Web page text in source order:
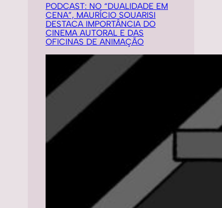
PODCAST: NO “DUALIDADE EM
CENA”, MAURÍCIO SQUARISI
DESTACA IMPORTÂNCIA DO
CINEMA AUTORAL E DAS
OFICINAS DE ANIMAÇÃO